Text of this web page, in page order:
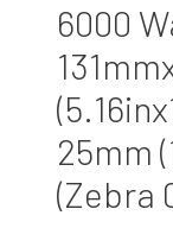
6000
25mm
(Zebra